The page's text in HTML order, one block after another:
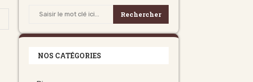
Rechercher
NOS CATÉGORIES